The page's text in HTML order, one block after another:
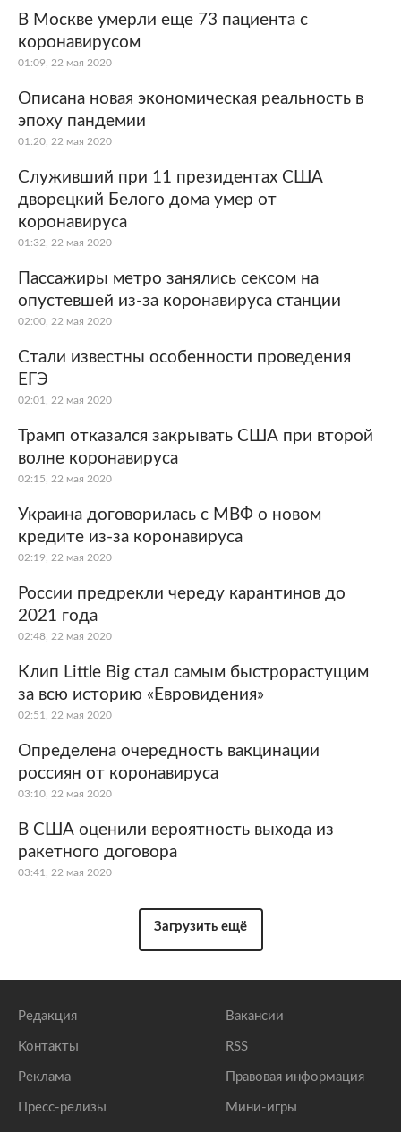
В Москве умерли еще 73 пациента с
коронавирусом
01:09, 22 мая 2020
Описана новая экономическая реальность в
эпоху пандемии
01:20, 22 мая 2020
Служивший при 11 президентах США
дворецкий Белого дома умер от
коронавируса
01:32, 22 мая 2020
Пассажиры метро занялись сексом на
опустевшей из-за коронавируса станции
02:00, 22 мая 2020
Стали известны особенности проведения
ЕГЭ
02:01, 22 мая 2020
Трамп отказался закрывать США при второй
волне коронавируса
02:15, 22 мая 2020
Украина договорилась с МВФ о новом
кредите из-за коронавируса
02:19, 22 мая 2020
России предрекли череду карантинов до
2021 года
02:48, 22 мая 2020
Клип Little Big стал самым быстрорастущим
за всю историю «Евровидения»
02:51, 22 мая 2020
Определена очередность вакцинации
россиян от коронавируса
03:10, 22 мая 2020
В США оценили вероятность выхода из
ракетного договора
03:41, 22 мая 2020
Загрузить ещё
Редакция
Контакты
Реклама
Пресс-релизы
Вакансии
RSS
Правовая информация
Мини-игры